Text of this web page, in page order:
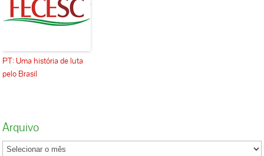
PT: Uma história de luta
pelo Brasil
Arquivo